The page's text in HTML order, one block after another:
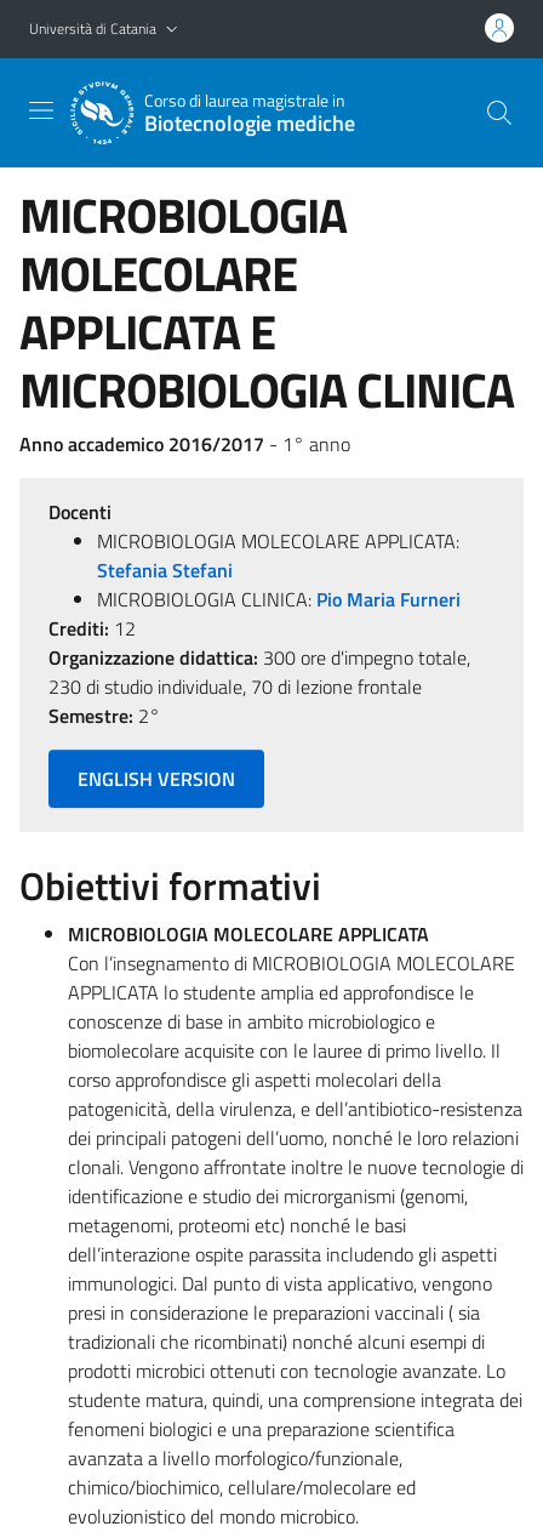
Vai al contenuto principale
Vai al menu di navigazione
Università di Catania
Corso di laurea magistrale in
Biotecnologie mediche
MICROBIOLOGIA
MOLECOLARE
APPLICATA E
MICROBIOLOGIA CLINICA
Anno accademico 2016/2017 - 1° anno
Docenti
MICROBIOLOGIA MOLECOLARE APPLICATA:
Stefania Stefani
MICROBIOLOGIA CLINICA: Pio Maria Furneri
Crediti: 12
Organizzazione didattica: 300 ore d'impegno totale,
230 di studio individuale, 70 di lezione frontale
Semestre: 2°
ENGLISH VERSION
Obiettivi formativi
MICROBIOLOGIA MOLECOLARE APPLICATA
Con l’insegnamento di MICROBIOLOGIA MOLECOLARE
APPLICATA lo studente amplia ed approfondisce le
conoscenze di base in ambito microbiologico e
biomolecolare acquisite con le lauree di primo livello. Il
corso approfondisce gli aspetti molecolari della
patogenicità, della virulenza, e dell’antibiotico-resistenza
dei principali patogeni dell’uomo, nonché le loro relazioni
clonali. Vengono affrontate inoltre le nuove tecnologie di
identificazione e studio dei microrganismi (genomi,
metagenomi, proteomi etc) nonché le basi
dell’interazione ospite parassita includendo gli aspetti
immunologici. Dal punto di vista applicativo, vengono
presi in considerazione le preparazioni vaccinali ( sia
tradizionali che ricombinati) nonché alcuni esempi di
prodotti microbici ottenuti con tecnologie avanzate. Lo
studente matura, quindi, una comprensione integrata dei
fenomeni biologici e una preparazione scientifica
avanzata a livello morfologico/funzionale,
chimico/biochimico, cellulare/molecolare ed
evoluzionistico del mondo microbico.